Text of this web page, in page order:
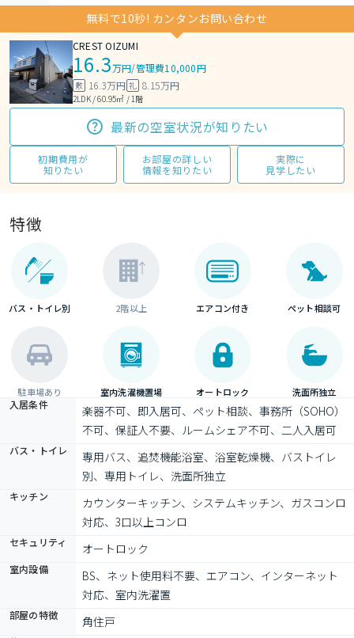
無料で10秒! カンタンお問い合わせ
CREST OIZUMI
16.3万円/管理費10,000円
敷 16.3万円 礼 8.15万円
2LDK / 60.95㎡ / 1階
最新の空室状況が知りたい
初期費用が
知りたい
お部屋の詳しい
情報を知りたい
実際に
見学したい
特徴
バス・トイレ別 2階以上 エアコン付き ペット相談可
駐車場あり 室内洗濯機置場 オートロック 洗面所独立
入居条件
楽器不可、即入居可、ペット相談、事務所（SOHO）
不可、保証人不要、ルームシェア不可、二人入居可
バス・トイレ
専用バス、追焚機能浴室、浴室乾燥機、バストイレ
別、専用トイレ、洗面所独立
キッチン
カウンターキッチン、システムキッチン、ガスコンロ
対応、3口以上コンロ
セキュリティ オートロック
室内設備
BS、ネット使用料不要、エアコン、インターネット
対応、室内洗濯置
部屋の特徴 角住戸